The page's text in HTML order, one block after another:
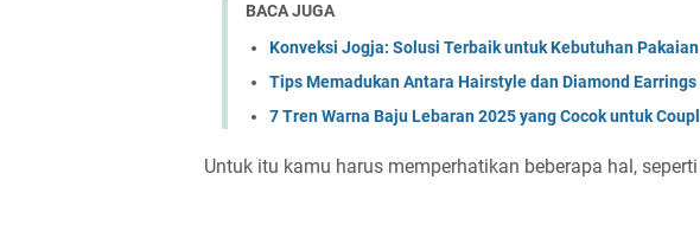
BACA JUGA
Konveksi Jogja: Solusi Terbaik untuk Kebutuhan
Tips Memadukan Antara Hairstyle dan Diamond
7 Tren Warna Baju Lebaran 2025 yang Cocok untuk
Untuk itu kamu harus memperhatikan beberapa hal,